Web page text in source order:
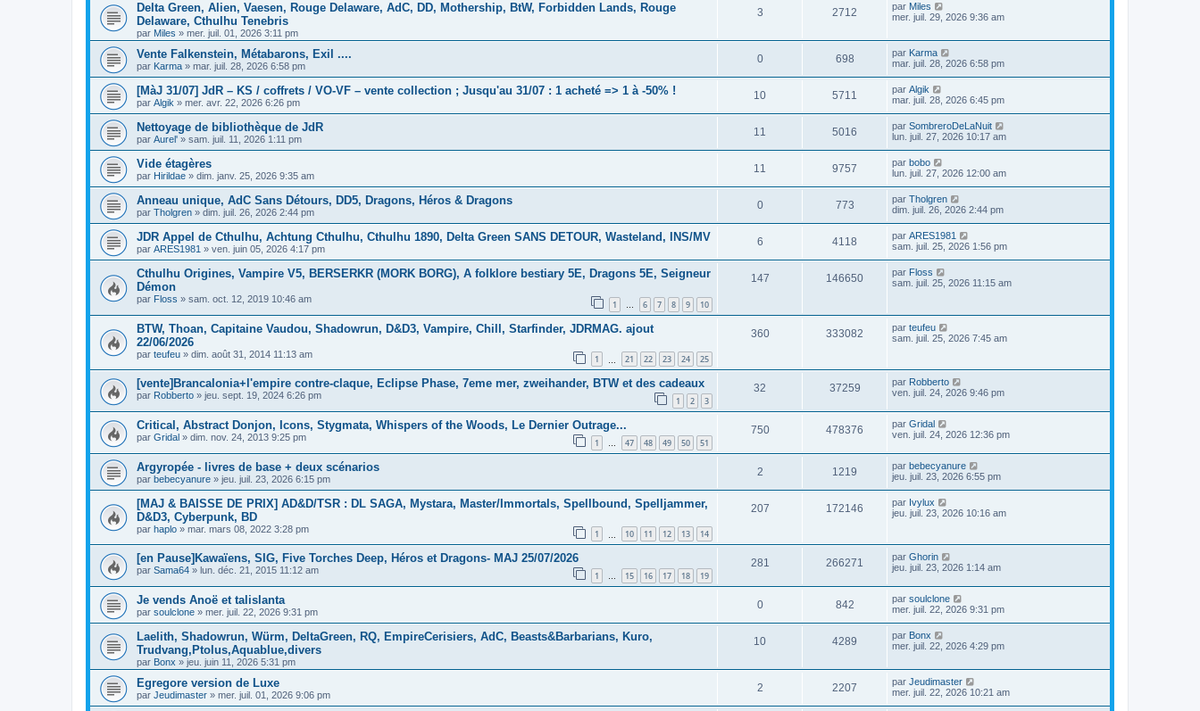
Delta Green, Alien, Vaesen, Rouge Delaware, AdC, DD, Mothership, BtW, Forbidden Lands, Rouge
Delaware, Cthulhu Tenebris
par Miles » mer. juil. 01, 2026 3:11 pm
3 2712 par Miles
mer. juil. 29, 2026 9:36 am
Vente Falkenstein, Métabarons, Exil ....
par Karma » mar. juil. 28, 2026 6:58 pm
0 698 par Karma
mar. juil. 28, 2026 6:58 pm
[MàJ 31/07] JdR – KS / coffrets / VO-VF – vente collection ; Jusqu'au 31/07 : 1 acheté => 1 à -50% !
par Algik » mer. avr. 22, 2026 6:26 pm
10 5711 par Algik
mar. juil. 28, 2026 6:45 pm
Nettoyage de bibliothèque de JdR
par Aurel' » sam. juil. 11, 2026 1:11 pm
11 5016 par SombreroDeLaNuit
lun. juil. 27, 2026 10:17 am
Vide étagères
par Hirildae » dim. janv. 25, 2026 9:35 am
11 9757 par bobo
lun. juil. 27, 2026 12:00 am
Anneau unique, AdC Sans Détours, DD5, Dragons, Héros & Dragons
par Tholgren » dim. juil. 26, 2026 2:44 pm
0 773 par Tholgren
dim. juil. 26, 2026 2:44 pm
JDR Appel de Cthulhu, Achtung Cthulhu, Cthulhu 1890, Delta Green SANS DETOUR, Wasteland, INS/MV
par ARES1981 » ven. juin 05, 2026 4:17 pm
6 4118 par ARES1981
sam. juil. 25, 2026 1:56 pm
Cthulhu Origines, Vampire V5, BERSERKR (MORK BORG), A folklore bestiary 5E, Dragons 5E, Seigneur
Démon
par Floss » sam. oct. 12, 2019 10:46 am 1 … 6 7 8 9 10
147 146650 par Floss
sam. juil. 25, 2026 11:15 am
BTW, Thoan, Capitaine Vaudou, Shadowrun, D&D3, Vampire, Chill, Starfinder, JDRMAG. ajout
22/06/2026
par teufeu » dim. août 31, 2014 11:13 am 1 21 22 23 24 25
360 333082 par teufeu
sam. juil. 25, 2026 7:45 am
[vente]Brancalonia+l'empire contre-claque, Eclipse Phase, 7eme mer, zweihander, BTW et des cadeaux
par Robberto » jeu. sept. 19, 2024 6:26 pm 1 2 3
32 37259 par Robberto
ven. juil. 24, 2026 9:46 pm
Critical, Abstract Donjon, Icons, Stygmata, Whispers of the Woods, Le Dernier Outrage...
par Gridal » dim. nov. 24, 2013 9:25 pm 1 … 47 48 49 50 51
750 478376 par Gridal
ven. juil. 24, 2026 12:36 pm
Argyropée - livres de base + deux scénarios
par bebecyanure » jeu. juil. 23, 2026 6:15 pm
2 1219 par bebecyanure
jeu. juil. 23, 2026 6:55 pm
[MAJ & BAISSE DE PRIX] AD&D/TSR : DL SAGA, Mystara, Master/Immortals, Spellbound, Spelljammer,
D&D3, Cyberpunk, BD
par haplo » mar. mars 08, 2022 3:28 pm 1 10 11 12 13 14
207 172146 par Ivylux
jeu. juil. 23, 2026 10:16 am
[en Pause]Kawaïens, SIG, Five Torches Deep, Héros et Dragons- MAJ 25/07/2026
par Sama64 » lun. déc. 21, 2015 11:12 am 1 … 15 16 17 18 19
281 266271 par Ghorin
jeu. juil. 23, 2026 1:14 am
Je vends Anoë et talislanta
par soulclone » mer. juil. 22, 2026 9:31 pm
0 842 par soulclone
mer. juil. 22, 2026 9:31 pm
Laelith, Shadowrun, Würm, DeltaGreen, RQ, EmpireCerisiers, AdC, Beasts&Barbarians, Kuro,
Trudvang,Ptolus,Aquablue,divers
par Bonx » jeu. juin 11, 2026 5:31 pm
10 4289 par Bonx
mer. juil. 22, 2026 4:29 pm
Egregore version de Luxe
par Jeudimaster » mer. juil. 01, 2026 9:06 pm
2 2207 par Jeudimaster
mer. juil. 22, 2026 10:21 am